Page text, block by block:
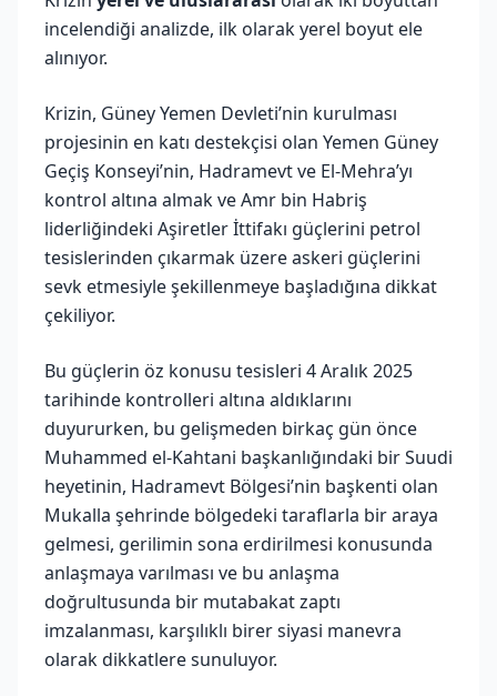
incelendiği analizde, ilk olarak yerel boyut ele
alınıyor.
Krizin, Güney Yemen Devleti’nin kurulması
projesinin en katı destekçisi olan Yemen Güney
Geçiş Konseyi’nin, Hadramevt ve El-Mehra’yı
kontrol altına almak ve Amr bin Habriş
liderliğindeki Aşiretler İttifakı güçlerini petrol
tesislerinden çıkarmak üzere askeri güçlerini
sevk etmesiyle şekillenmeye başladığına dikkat
çekiliyor.
Bu güçlerin öz konusu tesisleri 4 Aralık 2025
tarihinde kontrolleri altına aldıklarını
duyururken, bu gelişmeden birkaç gün önce
Muhammed el-Kahtani başkanlığındaki bir Suudi
heyetinin, Hadramevt Bölgesi’nin başkenti olan
Mukalla şehrinde bölgedeki taraflarla bir araya
gelmesi, gerilimin sona erdirilmesi konusunda
anlaşmaya varılması ve bu anlaşma
doğrultusunda bir mutabakat zaptı
imzalanması, karşılıklı birer siyasi manevra
olarak dikkatlere sunuluyor.